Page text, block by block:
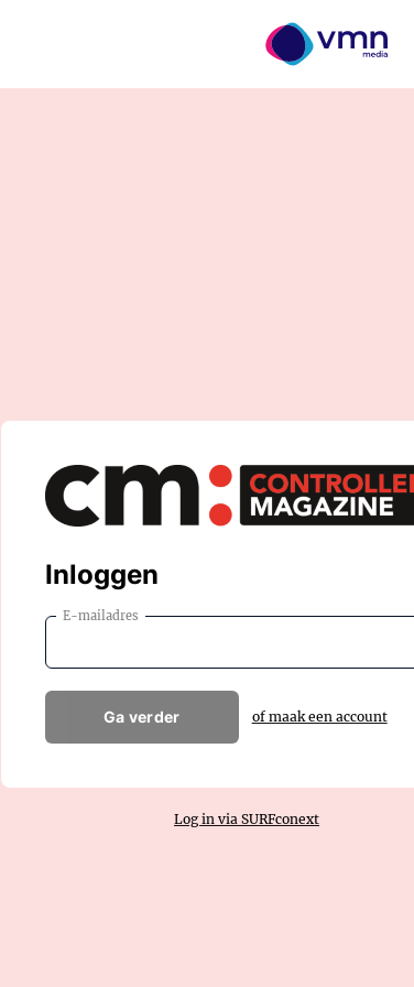
Inloggen
E-mailadres
Ga verder of maak een account
Log in via SURFconext